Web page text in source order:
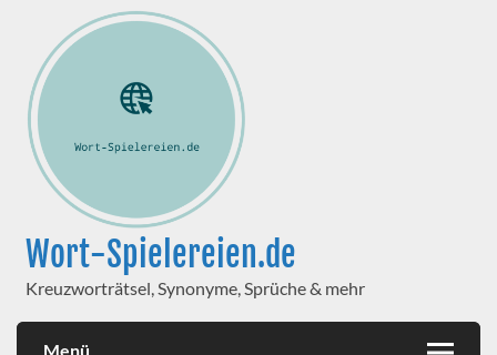
Wort-Spielereien.de
Kreuzworträtsel, Synonyme, Sprüche & mehr
Menü